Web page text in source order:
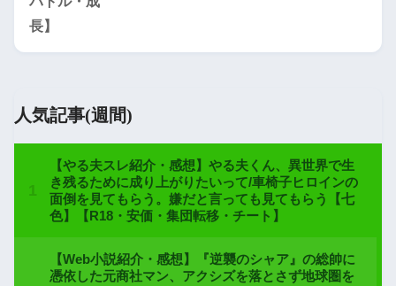
人気記事(週間)